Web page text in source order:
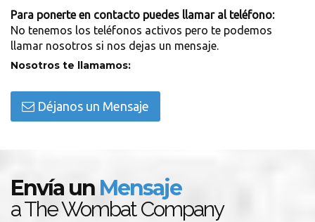
Para ponerte en contacto puedes llamar al teléfono:
No tenemos los teléfonos activos pero te podemos
llamar nosotros si nos dejas un mensaje.
Nosotros te llamamos:
Déjanos un Mensaje
Envía un Mensaje
a The Wombat Company